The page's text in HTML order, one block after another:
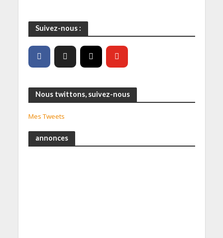
Suivez-nous :
Nous twittons, suivez-nous
Mes Tweets
annonces